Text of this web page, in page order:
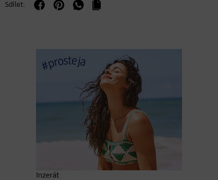
Sdílet:
Inzerát